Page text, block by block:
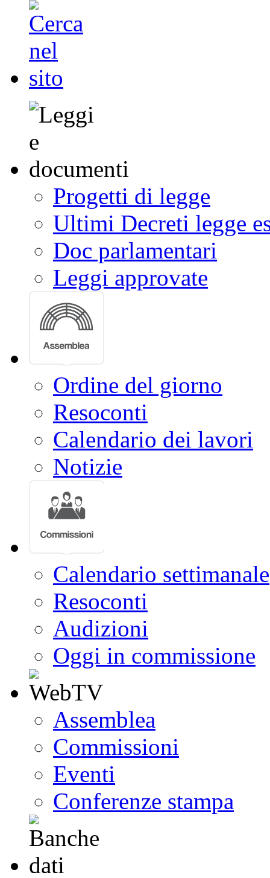
Progetti di legge
Ultimi Decreti legge
Doc parlamentari
Leggi approvate
Ordine del giorno
Resoconti
Calendario dei lavori
Notizie
Calendario settimanale
Resoconti
Audizioni
Oggi in commissione
Assemblea
Commissioni
Eventi
Conferenze stampa